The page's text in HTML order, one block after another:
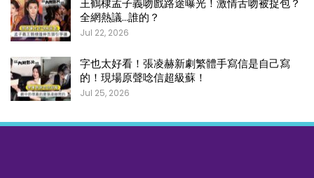
王鶴棣孟子義吻戲路途曝光！激情舌吻被捉包？
全網熱議…誰的？
Jul 22, 2026
字也太好看！張凌赫新劇繁體手寫信是自己寫
的！現場原聲唸信超級蘇！
Jul 25, 2026